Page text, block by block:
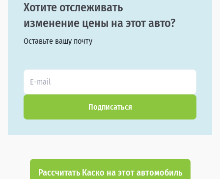
Хотите отслеживать
изменение цены на этот авто?
Оставьте вашу почту
Подписаться
Рассчитать Каско на этот автомобиль